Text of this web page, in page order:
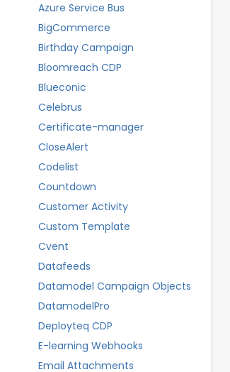
Azure Service Bus
BigCommerce
Birthday Campaign
Bloomreach CDP
Blueconic
Celebrus
Certificate-manager
CloseAlert
Codelist
Countdown
Customer Activity
Custom Template
Cvent
Datafeeds
Datamodel Campaign Objects
DatamodelPro
Deployteq CDP
E-learning Webhooks
Email Attachments